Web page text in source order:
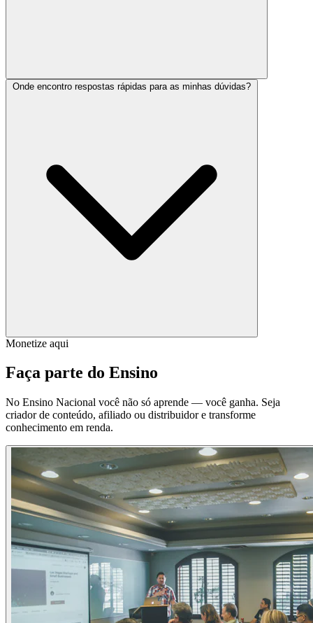
Monetize aqui
Faça parte do Ensino
No Ensino Nacional você não só aprende — você ganha. Seja
criador de conteúdo, afiliado ou distribuidor e transforme
conhecimento em renda.